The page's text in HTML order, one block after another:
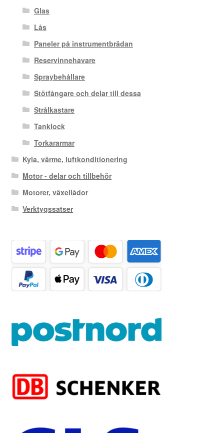
Glas
Lås
Paneler på instrumentbrädan
Reservinnehavare
Spraybehållare
Stötfångare och delar till dessa
Strålkastare
Tanklock
Torkararmar
Kyla, värme, luftkonditionering
Motor - delar och tillbehör
Motorer, växellådor
Verktygssatser